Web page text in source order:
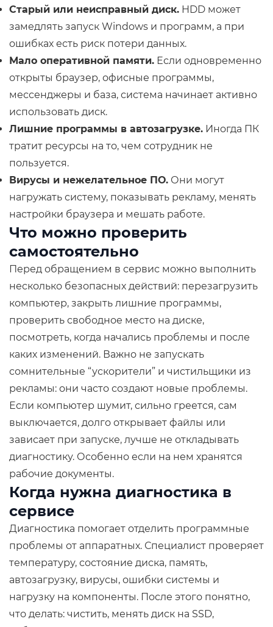
Старый или неисправный диск. HDD может
замедлять запуск Windows и программ, а при
ошибках есть риск потери данных.
Мало оперативной памяти. Если одновременно
открыты браузер, офисные программы,
мессенджеры и база, система начинает активно
использовать диск.
Лишние программы в автозагрузке. Иногда ПК
тратит ресурсы на то, чем сотрудник не
пользуется.
Вирусы и нежелательное ПО. Они могут
нагружать систему, показывать рекламу, менять
настройки браузера и мешать работе.
Что можно проверить
самостоятельно
Перед обращением в сервис можно выполнить
несколько безопасных действий: перезагрузить
компьютер, закрыть лишние программы,
проверить свободное место на диске,
посмотреть, когда начались проблемы и после
каких изменений. Важно не запускать
сомнительные “ускорители” и чистильщики из
рекламы: они часто создают новые проблемы.
Если компьютер шумит, сильно греется, сам
выключается, долго открывает файлы или
зависает при запуске, лучше не откладывать
диагностику. Особенно если на нем хранятся
рабочие документы.
Когда нужна диагностика в
сервисе
Диагностика помогает отделить программные
проблемы от аппаратных. Специалист проверяет
температуру, состояние диска, память,
автозагрузку, вирусы, ошибки системы и
нагрузку на компоненты. После этого понятно,
что делать: чистить, менять диск на SSD,